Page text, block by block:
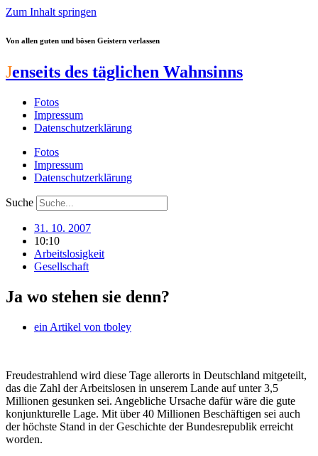
Zum Inhalt springen
Von allen guten und bösen Geistern verlassen
Jenseits des täglichen Wahnsinns
Fotos
Impressum
Datenschutzerklärung
Fotos
Impressum
Datenschutzerklärung
Suche
31. 10. 2007
10:10
Arbeitslosigkeit
Gesellschaft
Ja wo stehen sie denn?
ein Artikel von tboley
Freudestrahlend wird diese Tage allerorts in Deutschland mitgeteilt,
das die Zahl der Arbeitslosen in unserem Lande auf unter 3,5
Millionen gesunken sei. Angebliche Ursache dafür wäre die gute
konjunkturelle Lage. Mit über 40 Millionen Beschäftigen sei auch
der höchste Stand in der Geschichte der Bundesrepublik erreicht
worden.